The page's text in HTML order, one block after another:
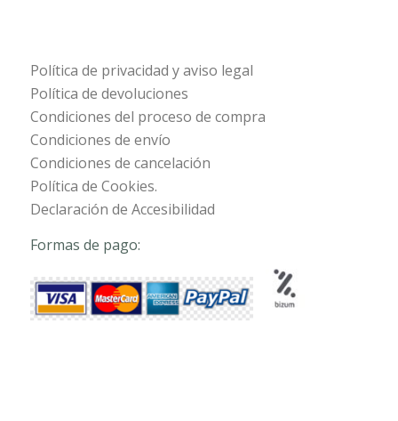
Política de privacidad y aviso legal
Política de devoluciones
Condiciones del proceso de compra
Condiciones de envío
Condiciones de cancelación
Política de Cookies.
Declaración de Accesibilidad
Formas de pago: